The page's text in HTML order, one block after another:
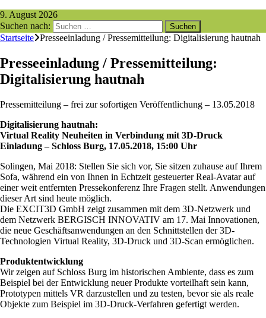
9. August 2026
Suchen nach:
Startseite Presseeinladung / Pressemitteilung: Digitalisierung hautnah
Presseeinladung / Pressemitteilung:
Digitalisierung hautnah
Pressemitteilung – frei zur sofortigen Veröffentlichung – 13.05.2018
Digitalisierung hautnah:
Virtual Reality Neuheiten in Verbindung mit 3D-Druck
Einladung – Schloss Burg, 17.05.2018, 15:00 Uhr
Solingen, Mai 2018: Stellen Sie sich vor, Sie sitzen zuhause auf Ihrem
Sofa, während ein von Ihnen in Echtzeit gesteuerter Real-Avatar auf
einer weit entfernten Pressekonferenz Ihre Fragen stellt. Anwendungen
dieser Art sind heute möglich.
Die EXCIT3D GmbH zeigt zusammen mit dem 3D-Netzwerk und
dem Netzwerk BERGISCH INNOVATIV am 17. Mai Innovationen,
die neue Geschäftsanwendungen an den Schnittstellen der 3D-
Technologien Virtual Reality, 3D-Druck und 3D-Scan ermöglichen.
Produktentwicklung
Wir zeigen auf Schloss Burg im historischen Ambiente, dass es zum
Beispiel bei der Entwicklung neuer Produkte vorteilhaft sein kann,
Prototypen mittels VR darzustellen und zu testen, bevor sie als reale
Objekte zum Beispiel im 3D-Druck-Verfahren gefertigt werden.